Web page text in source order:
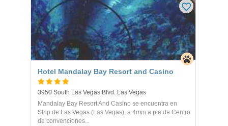
Hotel Mandalay Bay Resort and Casino
3950 South Las Vegas Blvd. Las Vegas
Mandalay Bay Resort And Casino se encuentra en
Strip de Las Vegas (Las Vegas), a 4min a pie de Centro
de convenciones...